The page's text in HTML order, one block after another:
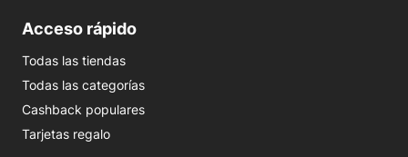
Acceso rápido
Todas las tiendas
Todas las categorías
Cashback populares
Tarjetas regalo